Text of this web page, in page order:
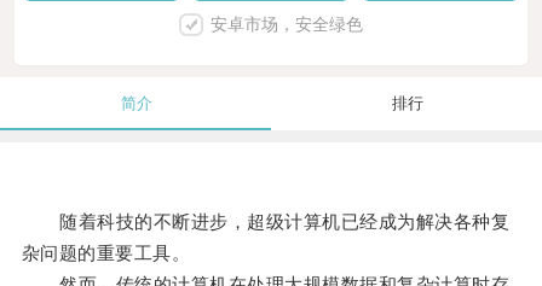
安卓市场，安全绿色
简介 排行
随着科技的不断进步，超级计算机已经成为解决各种复
杂问题的重要工具。